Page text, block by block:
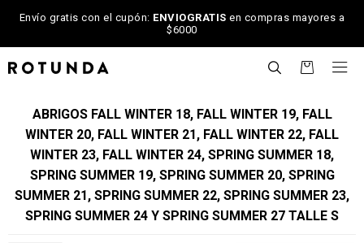
Envío gratis con el cupón: ENVIOGRATIS en compras mayores a
$6000

ABRIGOS FALL WINTER 18, FALL WINTER 19, FALL
WINTER 20, FALL WINTER 21, FALL WINTER 22, FALL
WINTER 23, FALL WINTER 24, SPRING SUMMER 18,
SPRING SUMMER 19, SPRING SUMMER 20, SPRING
SUMMER 21, SPRING SUMMER 22, SPRING SUMMER 23,
SPRING SUMMER 24 Y SPRING SUMMER 27 TALLE S